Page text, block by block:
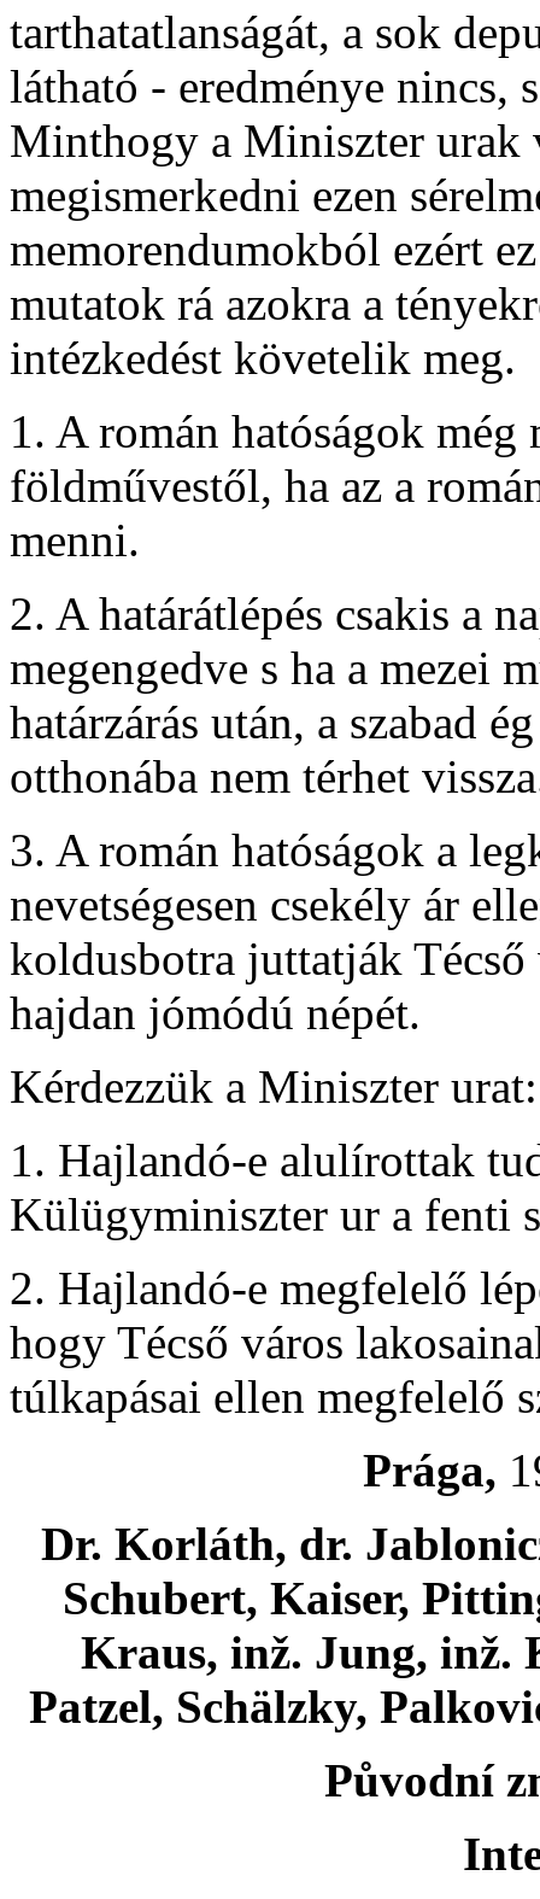
tarthatatlanságát, a sok
látható - eredménye nincs,
Minthogy a Miniszter urak
megismerkedni ezen
memorendumokból ezért
mutatok rá azokra a
intézkedést követelik meg.
1. A román hatóságok
földművestől, ha az a
menni.
2. A határátlépés csakis a
megengedve s ha a mezei
határzárás után, a szabad
otthonába nem térhet
3. A román hatóságok a
nevetségesen csekély ár
koldusbotra juttatják Técső
hajdan jómódú népét.
Kérdezzük a Miniszter urat:
1. Hajlandó-e alulírottak
Külügyminiszter ur a fenti
2. Hajlandó-e megfelelő
hogy Técső város
túlkapásai ellen megfelelő
Prága,
Dr. Korláth, dr.
Schubert, Kaiser,
Kraus, inž. Jung, inž.
Patzel, Schälzky,
Původní